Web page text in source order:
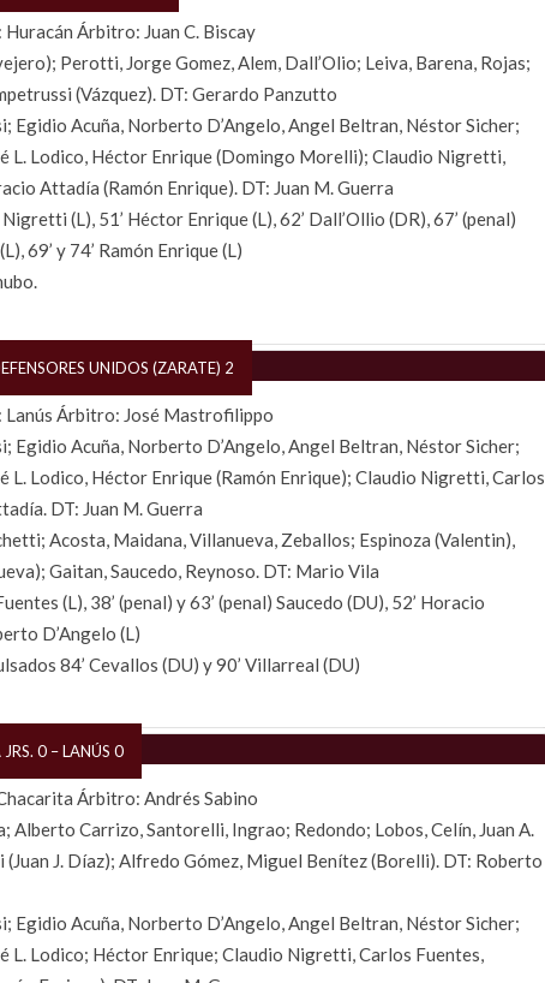
Árbitro: Juan C. Biscay
Perotti, Jorge Gomez, Alem, Dall’Olio; Leiva, Barena, Rojas;
(Vázquez). DT: Gerardo Panzutto
Egidio Acuña, Norberto D’Angelo, Angel Beltran, Néstor Sicher;
L. Lodico, Héctor Enrique (Domingo Morelli); Claudio Nigretti,
Attadía (Ramón Enrique). DT: Juan M. Guerra
(L), 51’ Héctor Enrique (L), 62’ Dall’Ollio (DR), 67’ (penal)
69’ y 74’ Ramón Enrique (L)
UNIDOS (ZARATE) 2
Árbitro: José Mastrofilippo
Egidio Acuña, Norberto D’Angelo, Angel Beltran, Néstor Sicher;
L. Lodico, Héctor Enrique (Ramón Enrique); Claudio Nigretti, Carlos
DT: Juan M. Guerra
Acosta, Maidana, Villanueva, Zeballos; Espinoza (Valentin),
Gaitan, Saucedo, Reynoso. DT: Mario Vila
(L), 38’ (penal) y 63’ (penal) Saucedo (DU), 52’ Horacio
D’Angelo (L)
84’ Cevallos (DU) y 90’ Villarreal (DU)
0 – LANÚS 0
Árbitro: Andrés Sabino
Alberto Carrizo, Santorelli, Ingrao; Redondo; Lobos, Celín, Juan A.
J. Díaz); Alfredo Gómez, Miguel Benítez (Borelli). DT: Roberto
Egidio Acuña, Norberto D’Angelo, Angel Beltran, Néstor Sicher;
L. Lodico; Héctor Enrique; Claudio Nigretti, Carlos Fuentes,